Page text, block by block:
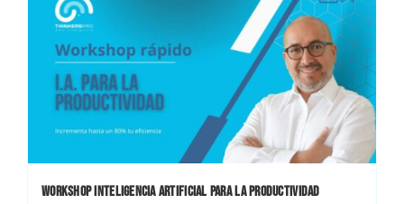
WORKSHOP INTELIGENCIA ARTIFICIAL PARA LA PRODUCTIVIDAD